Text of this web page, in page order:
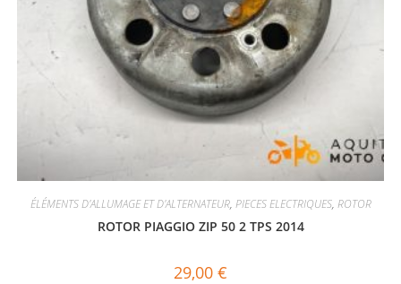
ÉLÉMENTS D'ALLUMAGE ET D'ALTERNATEUR, PIECES ELECTRIQUES, ROTOR
ROTOR PIAGGIO ZIP 50 2 TPS 2014
29,00 €